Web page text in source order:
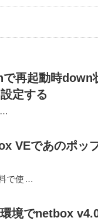
再起動時down
定する
VEであのポッ
で使…
境でnetbox